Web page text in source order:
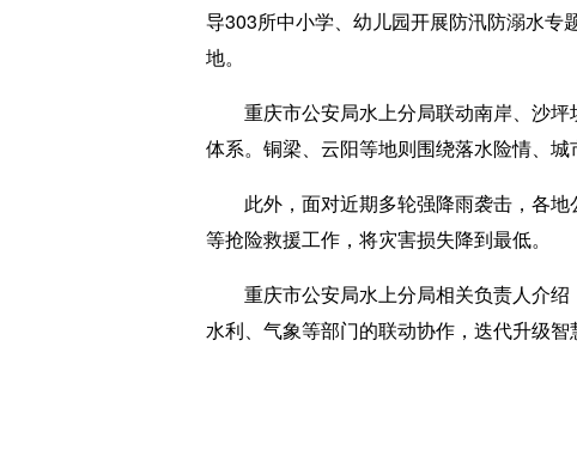
导303所中小学、幼儿园开展防汛防溺水专
地。
重庆市公安局水上分局联动南岸、沙坪
体系。铜梁、云阳等地则围绕落水险情、城
此外，面对近期多轮强降雨袭击，各地
等抢险救援工作，将灾害损失降到最低。
重庆市公安局水上分局相关负责人介绍
水利、气象等部门的联动协作，迭代升级